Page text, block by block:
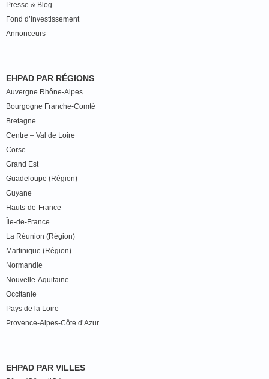
Presse & Blog
Fond d’investissement
Annonceurs
EHPAD PAR RÉGIONS
Auvergne Rhône-Alpes
Bourgogne Franche-Comté
Bretagne
Centre – Val de Loire
Corse
Grand Est
Guadeloupe (Région)
Guyane
Hauts-de-France
Île-de-France
La Réunion (Région)
Martinique (Région)
Normandie
Nouvelle-Aquitaine
Occitanie
Pays de la Loire
Provence-Alpes-Côte d’Azur
EHPAD PAR VILLES